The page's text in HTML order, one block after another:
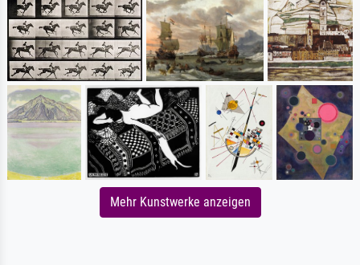
Mehr Kunstwerke anzeigen